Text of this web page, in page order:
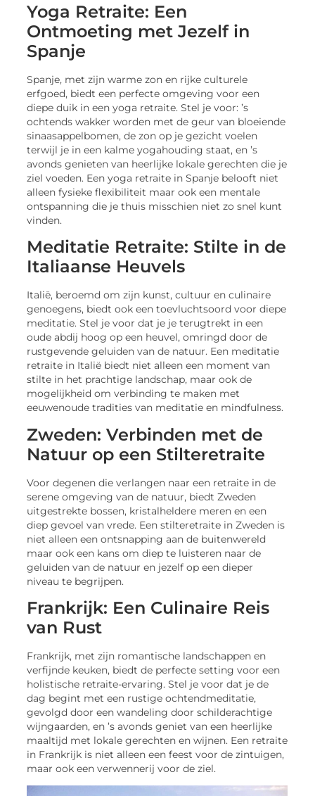
Yoga Retraite: Een
Ontmoeting met Jezelf in
Spanje
Spanje, met zijn warme zon en rijke culturele
erfgoed, biedt een perfecte omgeving voor een
diepe duik in een yoga retraite. Stel je voor: ’s
ochtends wakker worden met de geur van bloeiende
sinaasappelbomen, de zon op je gezicht voelen
terwijl je in een kalme yogahouding staat, en ’s
avonds genieten van heerlijke lokale gerechten die je
ziel voeden. Een yoga retraite in Spanje belooft niet
alleen fysieke flexibiliteit maar ook een mentale
ontspanning die je thuis misschien niet zo snel kunt
vinden.
Meditatie Retraite: Stilte in de
Italiaanse Heuvels
Italië, beroemd om zijn kunst, cultuur en culinaire
genoegens, biedt ook een toevluchtsoord voor diepe
meditatie. Stel je voor dat je je terugtrekt in een
oude abdij hoog op een heuvel, omringd door de
rustgevende geluiden van de natuur. Een meditatie
retraite in Italië biedt niet alleen een moment van
stilte in het prachtige landschap, maar ook de
mogelijkheid om verbinding te maken met
eeuwenoude tradities van meditatie en mindfulness.
Zweden: Verbinden met de
Natuur op een Stilteretraite
Voor degenen die verlangen naar een retraite in de
serene omgeving van de natuur, biedt Zweden
uitgestrekte bossen, kristalheldere meren en een
diep gevoel van vrede. Een stilteretraite in Zweden is
niet alleen een ontsnapping aan de buitenwereld
maar ook een kans om diep te luisteren naar de
geluiden van de natuur en jezelf op een dieper
niveau te begrijpen.
Frankrijk: Een Culinaire Reis
van Rust
Frankrijk, met zijn romantische landschappen en
verfijnde keuken, biedt de perfecte setting voor een
holistische retraite-ervaring. Stel je voor dat je de
dag begint met een rustige ochtendmeditatie,
gevolgd door een wandeling door schilderachtige
wijngaarden, en ’s avonds geniet van een heerlijke
maaltijd met lokale gerechten en wijnen. Een retraite
in Frankrijk is niet alleen een feest voor de zintuigen,
maar ook een verwennerij voor de ziel.